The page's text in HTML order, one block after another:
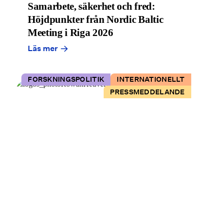
Samarbete, säkerhet och fred:
Höjdpunkter från Nordic Baltic
Meeting i Riga 2026
Läs mer
FORSKNINGSPOLITIK
INTERNATIONELLT
PRESSMEDDELANDE